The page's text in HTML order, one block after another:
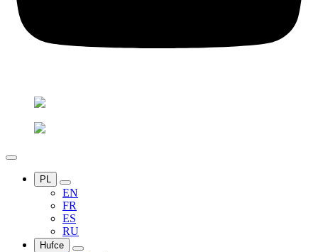
PL
EN
FR
ES
RU
Hufce